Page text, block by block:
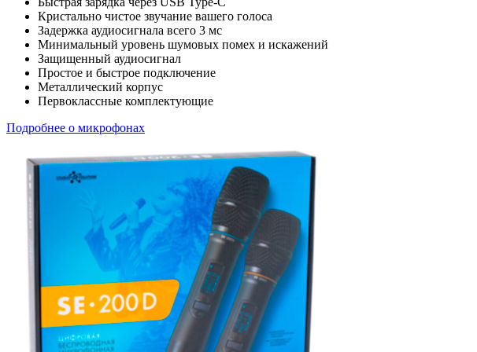
Кристально чистое звучание вашего голоса
Задержка аудиосигнала всего 3 мс
Минимальный уровень шумовых помех и искажений
Защищенный аудиосигнал
Простое и быстрое подключение
Металлический корпус
Первоклассные комплектующие
Подробнее о микрофонах